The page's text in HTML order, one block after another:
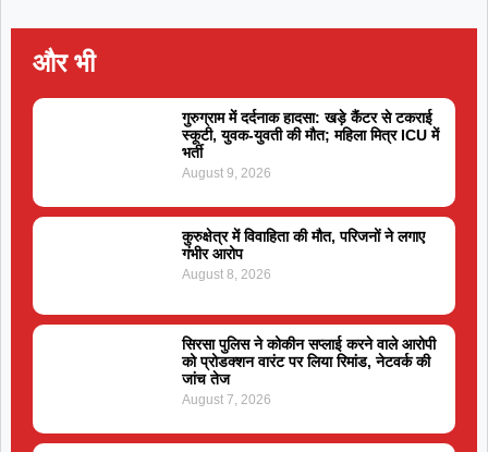
और भी
गुरुग्राम में दर्दनाक हादसा: खड़े कैंटर से टकराई
स्कूटी, युवक-युवती की मौत; महिला मित्र ICU में
भर्ती
August 9, 2026
कुरुक्षेत्र में विवाहिता की मौत, परिजनों ने लगाए
गंभीर आरोप
August 8, 2026
सिरसा पुलिस ने कोकीन सप्लाई करने वाले आरोपी
को प्रोडक्शन वारंट पर लिया रिमांड, नेटवर्क की
जांच तेज
August 7, 2026